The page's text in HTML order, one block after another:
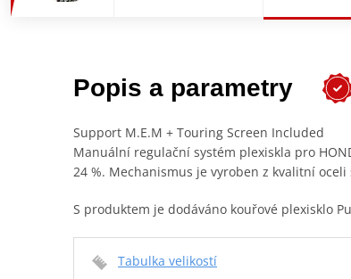
Popis a parametry
Support M.E.M + Touring Screen Included
Manuální regulační systém plexiskla pro
24 %. Mechanismus je vyroben z kvalitní
S produktem je dodáváno kouřové plexisklo
Tabulka velikostí